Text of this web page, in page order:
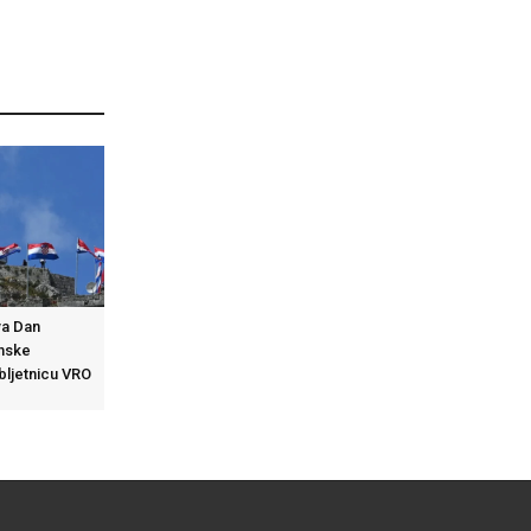
Dan
VRO